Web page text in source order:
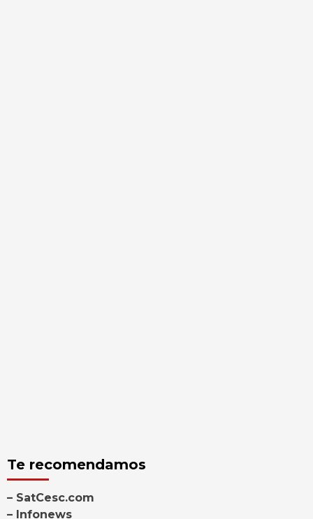
Te recomendamos
– SatCesc.com
– Infonews